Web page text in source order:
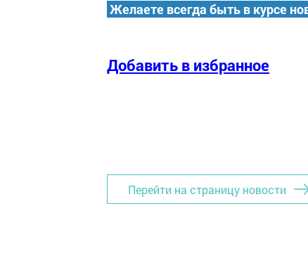
Желаете всегда быть в курсе
Добавить в избранное
Перейти на страницу новости